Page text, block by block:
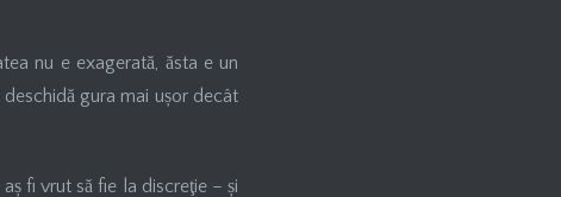
nu e exagerată, ăsta e un
gura mai ușor decât
fi vrut să fie la discreţie – și